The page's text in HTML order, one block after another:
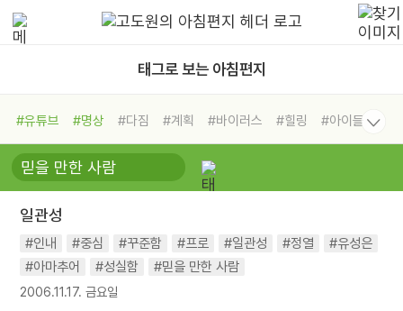
태그로 보는 아침편지
#유튜브 #명상 #다짐 #계획 #바이러스 #힐링
#아이들
#비전캠프
#독서캠프 #삶
#희망
#나눔 #친구 #링컨학교
#독서
#건강
일관성
#인내 #중심 #꾸준함 #프로 #일관성 #정열
#유성은
#아마추어
#성실함 #믿을 만한 사람
2006.11.17. 금요일